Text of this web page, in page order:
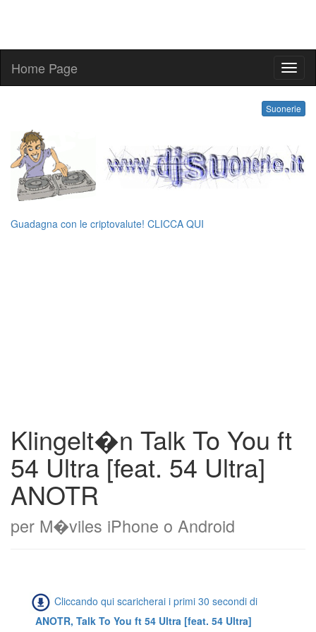
Home Page
Suonerie
Guadagna con le criptovalute! CLICCA QUI
Klingelt�n Talk To You ft
54 Ultra [feat. 54 Ultra]
ANOTR
per M�viles iPhone o Android
Cliccando qui scaricherai i primi 30 secondi di
ANOTR, Talk To You ft 54 Ultra [feat. 54 Ultra]